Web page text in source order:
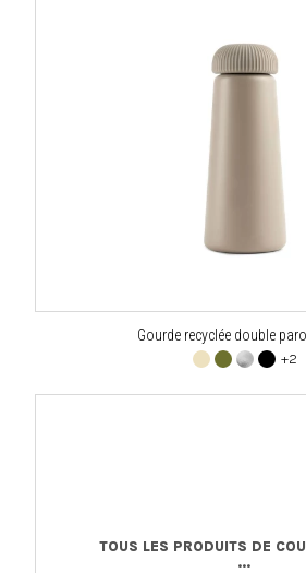
Gourde recyclée double
+2
TOUS LES PRODUITS DE
...